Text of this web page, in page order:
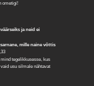
ometigi!
ja neid ei
mille naine võttis
mind tegelikkusesse, kus
usu silmale nähtavat